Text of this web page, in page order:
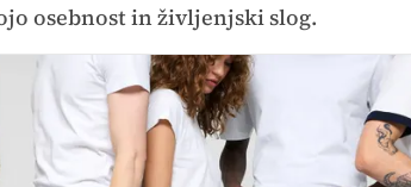
osebnost in življenjski slog.